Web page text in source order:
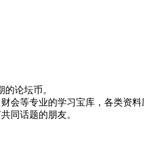
论坛币。
会等专业的学习宝库，各类资料
同话题的朋友。